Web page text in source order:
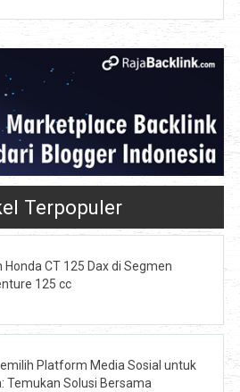
Terpopuler
Honda CT 125 Dax di Segmen
125 cc
Platform Media Sosial untuk
Temukan Solusi Bersama